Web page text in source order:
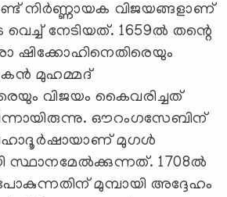
നിർണ്ണായക വിജയങ്ങളാണ്
വെച്ച് നേടിയത്. 1659ൽ തന്റെ
ഷിക്കോഹിനെതിരെയും
മുഹമ്മദ്
വിജയം കൈവരിച്ചത്
ഔറംഗസേബിന്
മുഗൾ
സ്ഥാനമേൽക്കുന്നത്. 1708ൽ
മുമ്പായി അദ്ദേഹം